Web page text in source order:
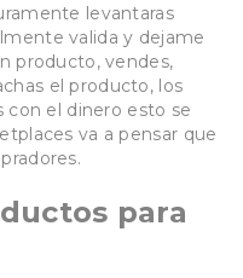
levantaras
valida y dejame
producto, vendes,
el producto, los
con el dinero esto se
va a pensar que
para